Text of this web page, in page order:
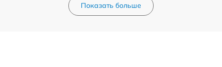
Показать больше